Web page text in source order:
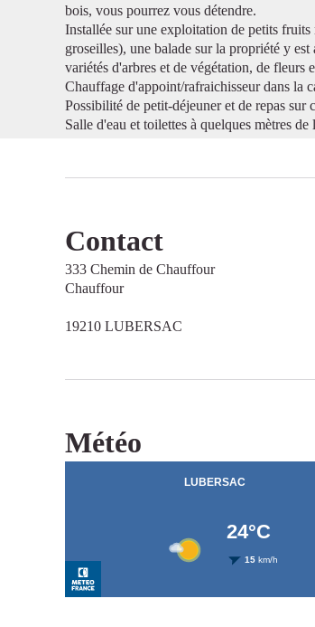
bois, vous pourrez vous détendre.
Installée sur une exploitation de petits
groseilles), une balade sur la propriété y
variétés d'arbres et de végétation, de fleurs
Chauffage d'appoint/rafraichisseur dans la
Possibilité de petit-déjeuner et de repas sur
Salle d'eau et toilettes à quelques mètres
Contact
333 Chemin de Chauffour
Chauffour
19210 LUBERSAC
Météo